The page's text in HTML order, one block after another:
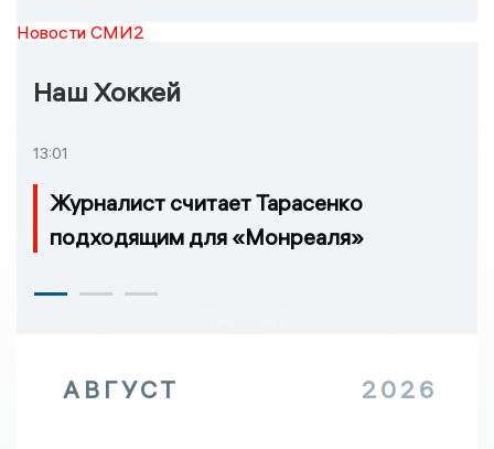
Новости СМИ2
Наш Хоккей
13:01
Журналист считает Тарасенко
подходящим для «Монреаля»
АВГУСТ 2026